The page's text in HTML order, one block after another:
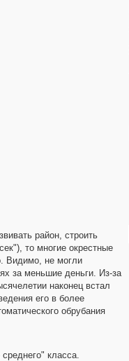
район, строить
то многие окрестные
Видимо, не могли
за меньшие деньги. Из-за
наконец встал
его в более
обрубания
класса.